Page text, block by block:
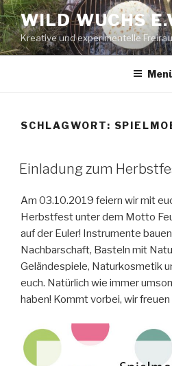
Zum
Inhalt
springen
WILD WUCHS
Kreative und experimentelle
SCHLAGWORT:
Einladung zum
Am 03.10.2019 feiern wir mit
Herbstfest unter dem Motto
auf der Euler! Instrumente
Nachbarschaft, Basteln mit
Geländespiele, Naturkosmetik
euch. Natürlich wie immer
haben! Kommt vorbei, wir freuen